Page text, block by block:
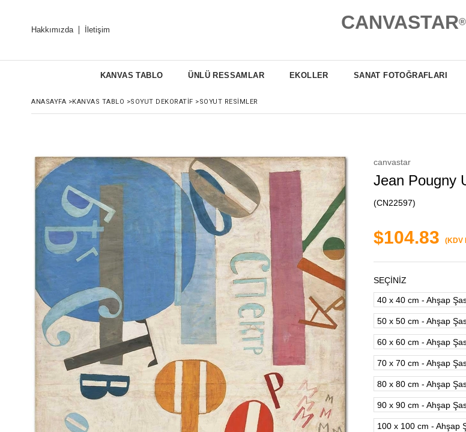
Hakkımızda İletişim CANVASTAR®
KANVAS TABLO ÜNLÜ RESSAMLAR EKOLLER SANAT FOTOĞRAFLARI
ANASAYFA >KANVAS TABLO >SOYUT DEKORATIF >SOYUT RESIMLER
canvastar
Jean Pougny
(CN22597)
$104.83 (KDV
SEÇİNİZ
40 x 40 cm - Ahşap
50 x 50 cm - Ahşap
60 x 60 cm - Ahşap
70 x 70 cm - Ahşap
80 x 80 cm - Ahşap
90 x 90 cm - Ahşap
100 x 100 cm - Ahşap